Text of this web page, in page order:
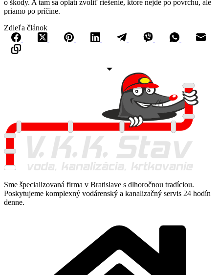
o škody. A tam sa oplatí zvoliť riešenie, ktoré nejde po povrchu, ale
priamo po príčine.
Zdieľa článok
Sme špecializovaná firma v Bratislave s dlhoročnou tradíciou.
Poskytujeme komplexný vodárenský a kanalizačný servis 24 hodín
denne.